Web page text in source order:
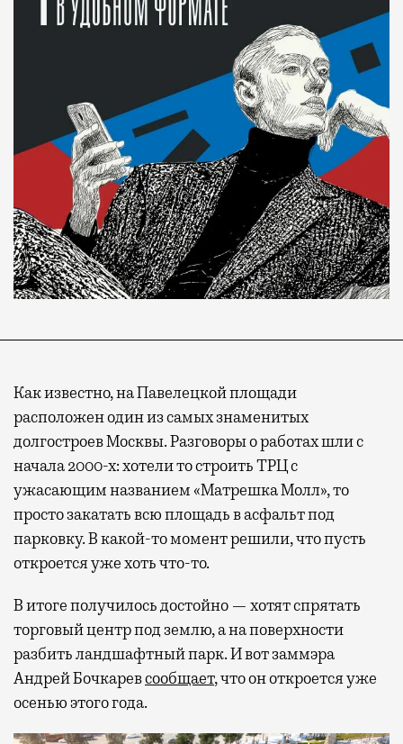
Как известно, на Павелецкой площади
расположен один из самых знаменитых
долгостроев Москвы. Разговоры о работах шли с
начала 2000-х: хотели то строить ТРЦ с
ужасающим названием «Матрешка Молл», то
просто закатать всю площадь в асфальт под
парковку. В какой-то момент решили, что пусть
откроется уже хоть что-то.
В итоге получилось достойно — хотят спрятать
торговый центр под землю, а на поверхности
разбить ландшафтный парк. И вот заммэра
Андрей Бочкаревсообщает, что он откроется уже
осенью этого года.